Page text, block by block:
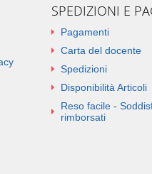
SPEDIZIONI E
Pagamenti
Carta del docente
Spedizioni
Disponibilità Articoli
Reso facile -
rimborsati